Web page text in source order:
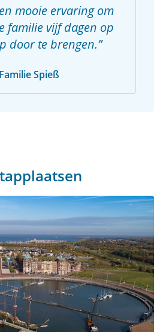
mooie ervaring om
familie vijf dagen op
door te brengen.
Familie Spieß